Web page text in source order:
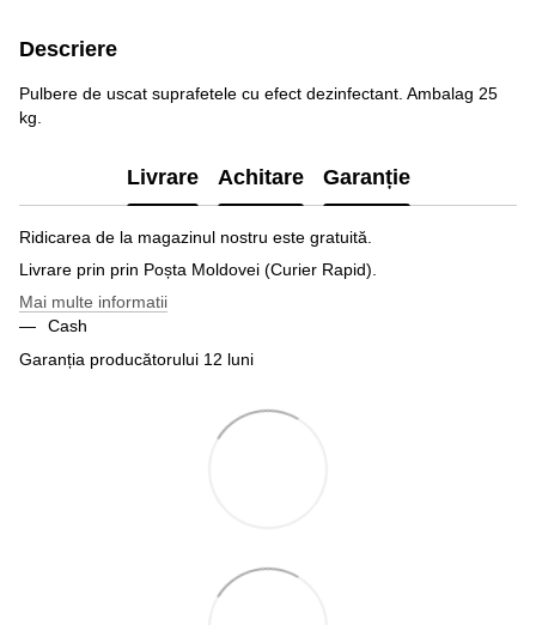
Descriere
Pulbere de uscat suprafetele cu efect dezinfectant. Ambalag 25
kg.
Livrare Achitare Garanție
Ridicarea de la magazinul nostru este gratuită.
Livrare prin prin Poșta Moldovei (Curier Rapid).
Mai multe informatii
Cash
Garanția producătorului 12 luni